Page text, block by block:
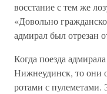
восстание с тем же
«Довольно
адмирал был отрезан
Когда поезда
Нижнеудинск, то они
ротами с пулеметами.